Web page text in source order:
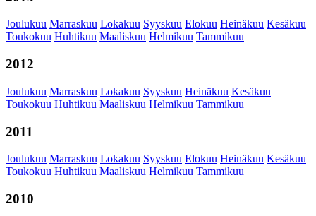
Joulukuu Marraskuu Lokakuu Syyskuu Elokuu Heinäkuu Kesäkuu
Toukokuu Huhtikuu Maaliskuu Helmikuu Tammikuu
2012
Joulukuu Marraskuu Lokakuu Syyskuu Heinäkuu Kesäkuu
Toukokuu Huhtikuu Maaliskuu Helmikuu Tammikuu
2011
Joulukuu Marraskuu Lokakuu Syyskuu Elokuu Heinäkuu Kesäkuu
Toukokuu Huhtikuu Maaliskuu Helmikuu Tammikuu
2010